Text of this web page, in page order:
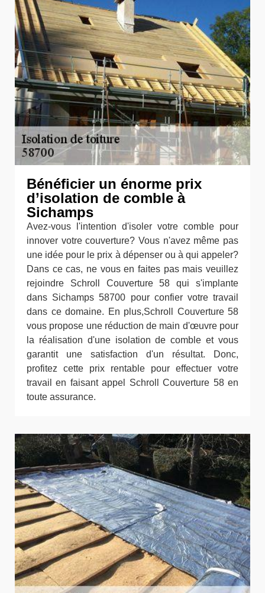
Bénéficier un énorme prix
d’isolation de comble à
Sichamps
Avez-vous l'intention d'isoler votre comble pour
innover votre couverture? Vous n'avez même pas
une idée pour le prix à dépenser ou à qui appeler?
Dans ce cas, ne vous en faites pas mais veuillez
rejoindre Schroll Couverture 58 qui s'implante
dans Sichamps 58700 pour confier votre travail
dans ce domaine. En plus,Schroll Couverture 58
vous propose une réduction de main d'œuvre pour
la réalisation d'une isolation de comble et vous
garantit une satisfaction d'un résultat. Donc,
profitez cette prix rentable pour effectuer votre
travail en faisant appel Schroll Couverture 58 en
toute assurance.